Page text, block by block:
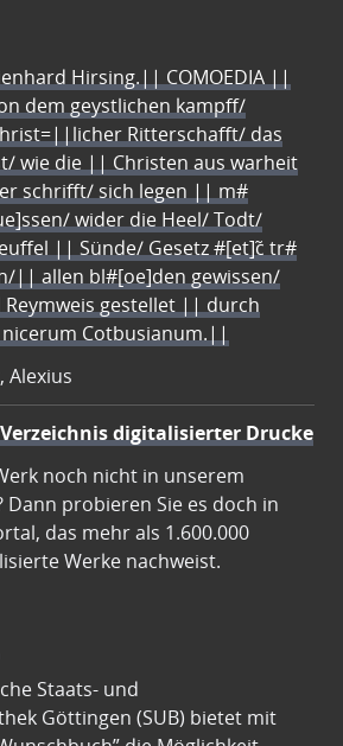
Hirsing.|| COMOEDIA ||
dem geystlichen kampff/
Ritterschafft/ das
wie die || Christen aus warheit
schrifft/ sich legen || m#
wider die Heel/ Todt/
|| Sünde/ Gesetz #[et]c̃ tr#
|| allen bl#[oe]den gewissen/
gestellet || durch
Cotbusianum.||
Alexius
Verzeichnis digitalisierter Drucke
noch nicht in unserem
Dann probieren Sie es doch in
das mehr als 1.600.000
Werke nachweist.
Staats- und
Göttingen (SUB) bietet mit